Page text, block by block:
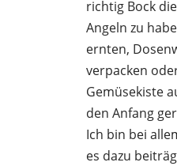
richtig Bock
Angeln zu
ernten,
verpacken
Gemüsekiste
den Anfang
Ich bin bei
es dazu